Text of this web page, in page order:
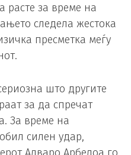
расте за време на
следела жестока
пресметка меѓу
што другите
за да спречат
За време на
силен удар,
Алваро Арбелоа го